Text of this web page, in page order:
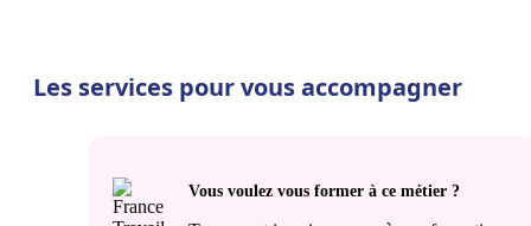
Les services pour vous accompagner
Vous voulez vous former à ce métier ?